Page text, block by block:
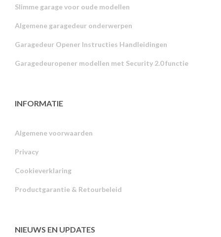
Slimme garage voor oude modellen
Algemene garagedeur onderwerpen
Garagedeur Opener Instructies Handleidingen
Garagedeuropener modellen met Security 2.0 functie
INFORMATIE
Algemene voorwaarden
Privacy
Cookieverklaring
Productgarantie & Retourbeleid
NIEUWS EN UPDATES